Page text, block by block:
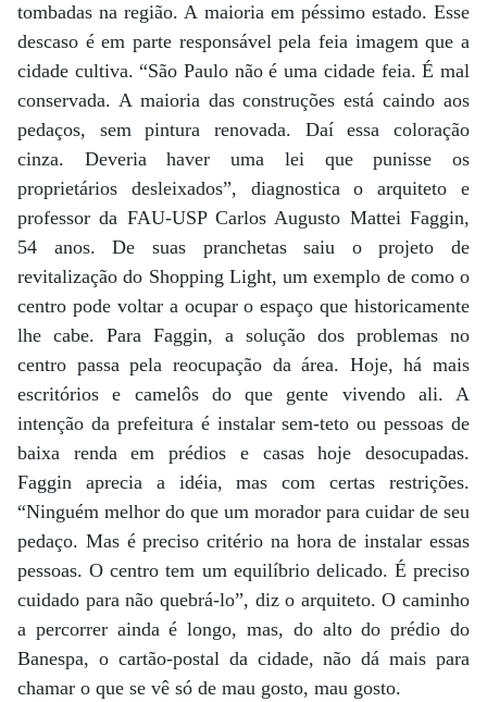
tombadas na região. A maioria em péssimo estado. Esse
descaso é em parte responsável pela feia imagem que a
cidade cultiva. “São Paulo não é uma cidade feia. É mal
conservada. A maioria das construções está caindo aos
pedaços, sem pintura renovada. Daí essa coloração
cinza. Deveria haver uma lei que punisse os
proprietários desleixados”, diagnostica o arquiteto e
professor da FAU-USP Carlos Augusto Mattei Faggin,
54 anos. De suas pranchetas saiu o projeto de
revitalização do Shopping Light, um exemplo de como o
centro pode voltar a ocupar o espaço que historicamente
lhe cabe. Para Faggin, a solução dos problemas no
centro passa pela reocupação da área. Hoje, há mais
escritórios e camelôs do que gente vivendo ali. A
intenção da prefeitura é instalar sem-teto ou pessoas de
baixa renda em prédios e casas hoje desocupadas.
Faggin aprecia a idéia, mas com certas restrições.
“Ninguém melhor do que um morador para cuidar de seu
pedaço. Mas é preciso critério na hora de instalar essas
pessoas. O centro tem um equilíbrio delicado. É preciso
cuidado para não quebrá-lo”, diz o arquiteto. O caminho
a percorrer ainda é longo, mas, do alto do prédio do
Banespa, o cartão-postal da cidade, não dá mais para
chamar o que se vê só de mau gosto, mau gosto.